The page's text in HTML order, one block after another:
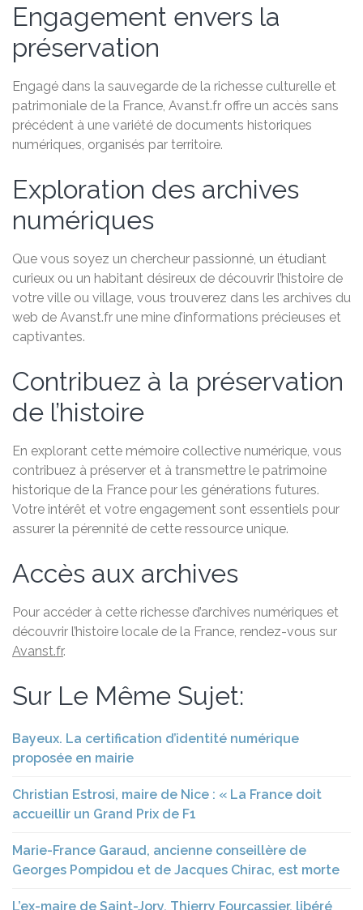
Engagement envers la
préservation
Engagé dans la sauvegarde de la richesse culturelle et
patrimoniale de la France, Avanst.fr offre un accès sans
précédent à une variété de documents historiques
numériques, organisés par territoire.
Exploration des archives
numériques
Que vous soyez un chercheur passionné, un étudiant
curieux ou un habitant désireux de découvrir l’histoire de
votre ville ou village, vous trouverez dans les archives du
web de Avanst.fr une mine d’informations précieuses et
captivantes.
Contribuez à la préservation
de l’histoire
En explorant cette mémoire collective numérique, vous
contribuez à préserver et à transmettre le patrimoine
historique de la France pour les générations futures.
Votre intérêt et votre engagement sont essentiels pour
assurer la pérennité de cette ressource unique.
Accès aux archives
Pour accéder à cette richesse d’archives numériques et
découvrir l’histoire locale de la France, rendez-vous sur
Avanst.fr.
Sur Le Même Sujet:
Bayeux. La certification d’identité numérique
proposée en mairie
Christian Estrosi, maire de Nice : « La France doit
accueillir un Grand Prix de F1
Marie-France Garaud, ancienne conseillère de
Georges Pompidou et de Jacques Chirac, est morte
L’ex-maire de Saint-Jory, Thierry Fourcassier, libéré